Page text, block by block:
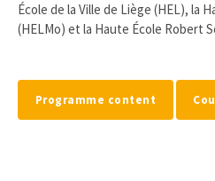
École de la Ville de Liège (HEL), la
(HELMo) et la Haute École Robert
Programme content